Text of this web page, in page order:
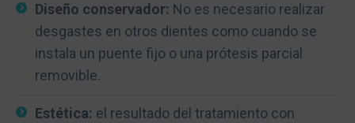
Diseño conservador: No es necesario realizar
desgastes en otros dientes como cuando se
instala un puente fijo o una prótesis parcial
removible.
Estética: el resultado del tratamiento con